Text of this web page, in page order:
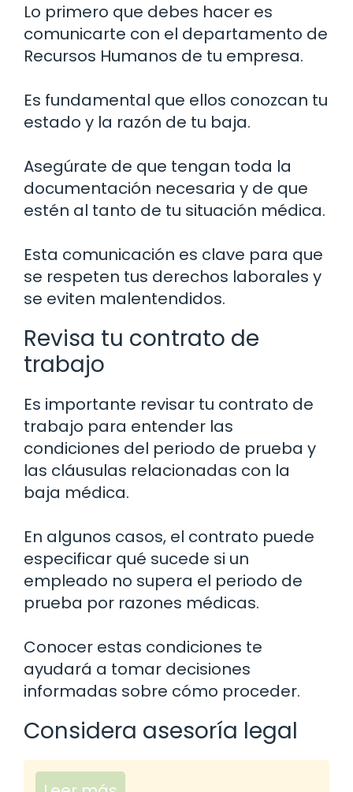
Lo primero que debes hacer es
comunicarte con el departamento de
Recursos Humanos de tu empresa.
Es fundamental que ellos conozcan tu
estado y la razón de tu baja.
Asegúrate de que tengan toda la
documentación necesaria y de que
estén al tanto de tu situación médica.
Esta comunicación es clave para que
se respeten tus derechos laborales y
se eviten malentendidos.
Revisa tu contrato de
trabajo
Es importante revisar tu contrato de
trabajo para entender las
condiciones del periodo de prueba y
las cláusulas relacionadas con la
baja médica.
En algunos casos, el contrato puede
especificar qué sucede si un
empleado no supera el periodo de
prueba por razones médicas.
Conocer estas condiciones te
ayudará a tomar decisiones
informadas sobre cómo proceder.
Considera asesoría legal